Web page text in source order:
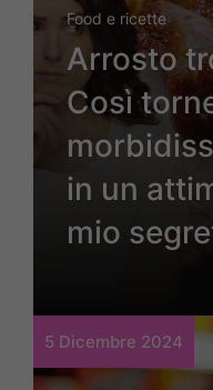
Food e ricette
Arrosto
Così
in un
mio
5 Dicembre 2024